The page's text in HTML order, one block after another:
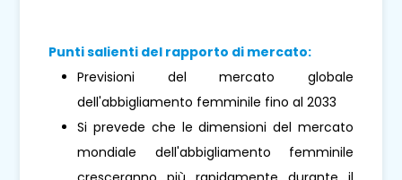
Punti salienti del rapporto di mercato:
Previsioni del mercato globale
dell'abbigliamento femminile fino al 2033
Si prevede che le dimensioni del mercato
mondiale dell'abbigliamento femminile